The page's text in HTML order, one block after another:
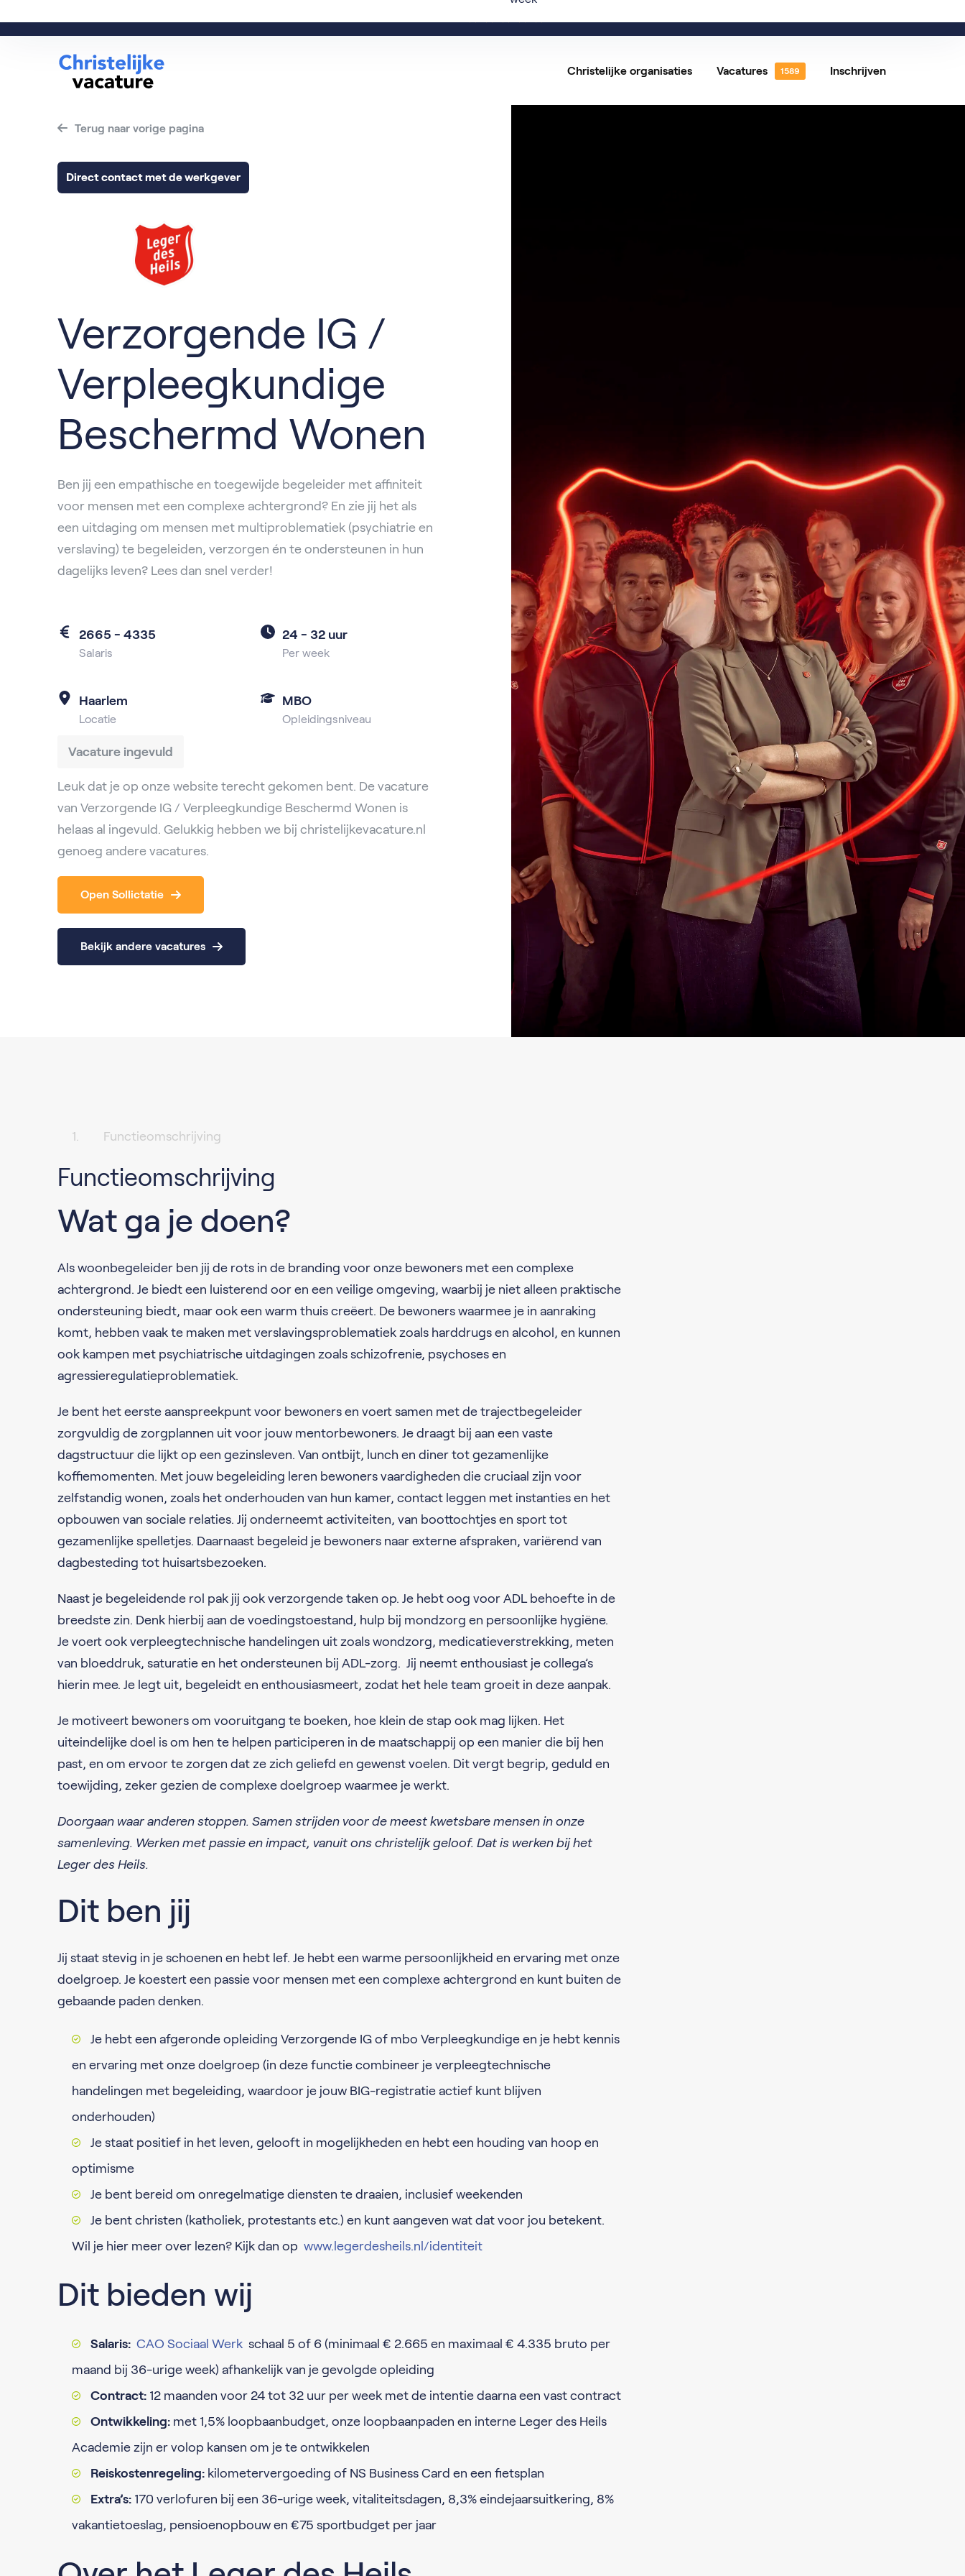
Christelijke organisaties Vacatures Inschrijven
Terug naar vorige pagina
Direct contact met de werkgever
Verzorgende IG /
Verpleegkundige
Beschermd Wonen
Ben jij een empathische en toegewijde begeleider met affiniteit
voor mensen met een complexe achtergrond? En zie jij het als
een uitdaging om mensen met multiproblematiek (psychiatrie en
verslaving) te begeleiden, verzorgen én te ondersteunen in hun
dagelijks leven? Lees dan snel verder!
2665 - 4335
Salaris
24 - 32 uur
Per week
Haarlem
Locatie
MBO
Opleidingsniveau
Vacature ingevuld
Leuk dat je op onze website terecht gekomen bent. De vacature
van Verzorgende IG / Verpleegkundige Beschermd Wonen is
helaas al ingevuld. Gelukkig hebben we bij christelijkevacature.nl
genoeg andere vacatures.
Open Sollictatie
Bekijk andere vacatures
Functieomschrijving
Functieomschrijving
Wat ga je doen?
Als woonbegeleider ben jij de rots in de branding voor onze bewoners met een complexe
achtergrond. Je biedt een luisterend oor en een veilige omgeving, waarbij je niet alleen praktische
ondersteuning biedt, maar ook een warm thuis creëert. De bewoners waarmee je in aanraking
komt, hebben vaak te maken met verslavingsproblematiek zoals harddrugs en alcohol, en kunnen
ook kampen met psychiatrische uitdagingen zoals schizofrenie, psychoses en
agressieregulatieproblematiek.
Je bent het eerste aanspreekpunt voor bewoners en voert samen met de trajectbegeleider
zorgvuldig de zorgplannen uit voor jouw mentorbewoners. Je draagt bij aan een vaste
dagstructuur die lijkt op een gezinsleven. Van ontbijt, lunch en diner tot gezamenlijke
koffiemomenten. Met jouw begeleiding leren bewoners vaardigheden die cruciaal zijn voor
zelfstandig wonen, zoals het onderhouden van hun kamer, contact leggen met instanties en het
opbouwen van sociale relaties. Jij onderneemt activiteiten, van boottochtjes en sport tot
gezamenlijke spelletjes. Daarnaast begeleid je bewoners naar externe afspraken, variërend van
dagbesteding tot huisartsbezoeken.
Naast je begeleidende rol pak jij ook verzorgende taken op. Je hebt oog voor ADL behoefte in de
breedste zin. Denk hierbij aan de voedingstoestand, hulp bij mondzorg en persoonlijke hygiëne.
Je voert ook verpleegtechnische handelingen uit zoals wondzorg, medicatieverstrekking, meten
van bloeddruk, saturatie en het ondersteunen bij ADL-zorg. Jij neemt enthousiast je collega’s
hierin mee. Je legt uit, begeleidt en enthousiasmeert, zodat het hele team groeit in deze aanpak.
Je motiveert bewoners om vooruitgang te boeken, hoe klein de stap ook mag lijken. Het
uiteindelijke doel is om hen te helpen participeren in de maatschappij op een manier die bij hen
past, en om ervoor te zorgen dat ze zich geliefd en gewenst voelen. Dit vergt begrip, geduld en
toewijding, zeker gezien de complexe doelgroep waarmee je werkt.
Doorgaan waar anderen stoppen. Samen strijden voor de meest kwetsbare mensen in onze
samenleving. Werken met passie en impact, vanuit ons christelijk geloof. Dat is werken bij het
Leger des Heils.
Dit ben jij
Jij staat stevig in je schoenen en hebt lef. Je hebt een warme persoonlijkheid en ervaring met onze
doelgroep. Je koestert een passie voor mensen met een complexe achtergrond en kunt buiten de
gebaande paden denken.
Je hebt een afgeronde opleiding Verzorgende IG of mbo Verpleegkundige en je hebt kennis
en ervaring met onze doelgroep (in deze functie combineer je verpleegtechnische
handelingen met begeleiding, waardoor je jouw BIG-registratie actief kunt blijven
onderhouden)
Je staat positief in het leven, gelooft in mogelijkheden en hebt een houding van hoop en
optimisme
Je bent bereid om onregelmatige diensten te draaien, inclusief weekenden
Je bent christen (katholiek, protestants etc.) en kunt aangeven wat dat voor jou betekent.
Wil je hier meer over lezen? Kijk dan op www.legerdesheils.nl/identiteit
Dit bieden wij
Salaris: CAO Sociaal Werk schaal 5 of 6 (minimaal € 2.665 en maximaal € 4.335 bruto per
maand bij 36-urige week) afhankelijk van je gevolgde opleiding
Contract: 12 maanden voor 24 tot 32 uur per week met de intentie daarna een vast contract
Ontwikkeling: met 1,5% loopbaanbudget, onze loopbaanpaden en interne Leger des Heils
Academie zijn er volop kansen om je te ontwikkelen
Reiskostenregeling: kilometervergoeding of NS Business Card en een fietsplan
Extra’s: 170 verlofuren bij een 36-urige week, vitaliteitsdagen, 8,3% eindejaarsuitkering, 8%
vakantietoeslag, pensioenopbouw en €75 sportbudget per jaar